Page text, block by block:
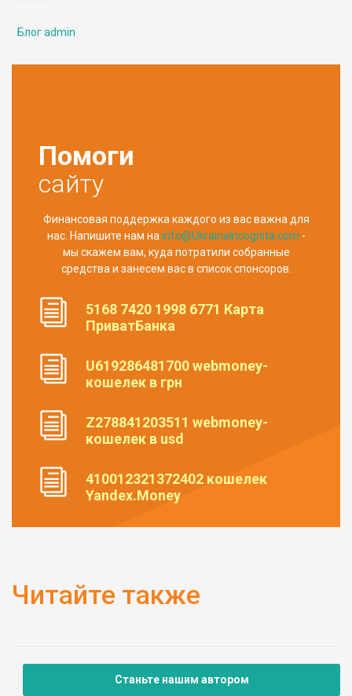
Блог admin
Помоги
сайту
Финансовая поддержка каждого из вас важна для
нас. Напишите нам наinfo@UkrainaIncognita.com -
мы скажем вам, куда потратили собранные
средства и занесем вас в список спонсоров.
5168 7420 1998 6771 Карта
ПриватБанка
U619286481700 webmoney-
кошелек в грн
Z278841203511 webmoney-
кошелек в usd
410012321372402 кошелек
Yandex.Money
Читайте также
Станьте нашим автором